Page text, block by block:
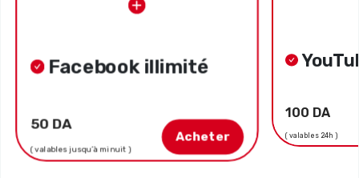
Facebook illimité
50 DA
( valables jusqu’à minuit )
Acheter
100 DA
( valables 24h )